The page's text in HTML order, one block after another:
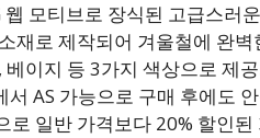
모티브로 장식된 고급스러
재로 제작되어 겨울철에 완
베이지 등 3가지 색상으로 제
AS 가능으로 구매 후에도
로 일반 가격보다 20% 할인된